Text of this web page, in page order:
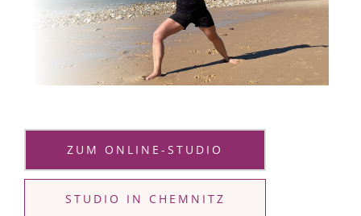
ZUM ONLINE-STUDIO
STUDIO IN CHEMNITZ